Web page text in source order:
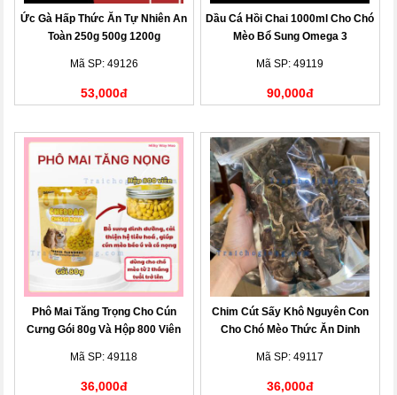
Ức Gà Hấp Thức Ăn Tự Nhiên An
Toàn 250g 500g 1200g
Mã SP: 49126
53,000đ
Dầu Cá Hồi Chai 1000ml Cho Chó
Mèo Bổ Sung Omega 3
Mã SP: 49119
90,000đ
Phô Mai Tăng Trọng Cho Cún
Cưng Gói 80g Và Hộp 800 Viên
Mã SP: 49118
36,000đ
Chim Cút Sấy Khô Nguyên Con
Cho Chó Mèo Thức Ăn Dinh
Mã SP: 49117
36,000đ